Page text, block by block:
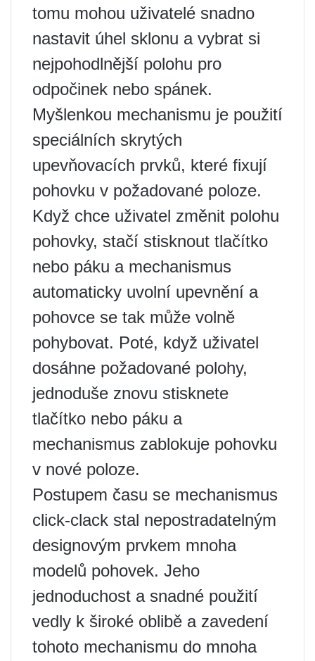
tomu mohou uživatelé snadno
nastavit úhel sklonu a vybrat si
nejpohodlnější polohu pro
odpočinek nebo spánek.
Myšlenkou mechanismu je použití
speciálních skrytých
upevňovacích prvků, které fixují
pohovku v požadované poloze.
Když chce uživatel změnit polohu
pohovky, stačí stisknout tlačítko
nebo páku a mechanismus
automaticky uvolní upevnění a
pohovce se tak může volně
pohybovat. Poté, když uživatel
dosáhne požadované polohy,
jednoduše znovu stisknete
tlačítko nebo páku a
mechanismus zablokuje pohovku
v nové poloze.
Postupem času se mechanismus
click-clack stal nepostradatelným
designovým prvkem mnoha
modelů pohovek. Jeho
jednoduchost a snadné použití
vedly k široké oblibě a zavedení
tohoto mechanismu do mnoha